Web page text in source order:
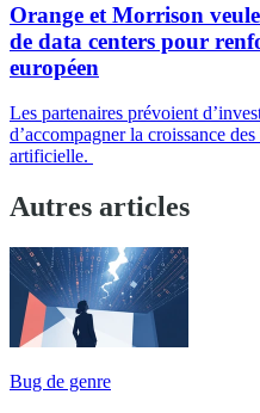
Orange et Morrison
de data centers pour
européen
Les partenaires prévoient
d’accompagner la croissance
artificielle.
Autres articles
Bug de genre